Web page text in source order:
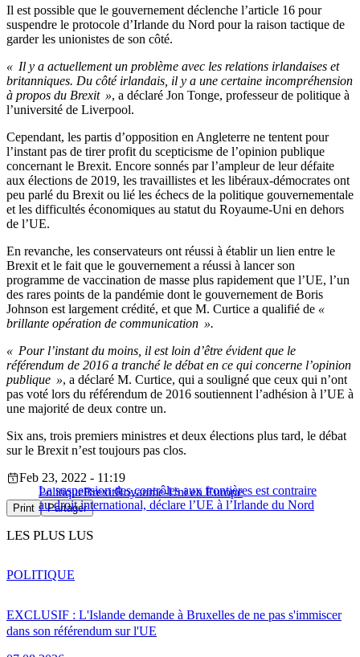
Il est possible que le gouvernement déclenche l’article 16 pour
suspendre le protocole d’Irlande du Nord pour la raison tactique de
garder les unionistes de son côté.
« Il y a actuellement un problème avec les relations irlandaises et
britanniques. Du côté irlandais, il y a une certaine incompréhension
à propos du Brexit », a déclaré Jon Tonge, professeur de politique à
l’université de Liverpool.
Cependant, les partis d’opposition en Angleterre ne tentent pour
l’instant pas de tirer profit du scepticisme de l’opinion publique
concernant le Brexit. Encore sonnés par l’ampleur de leur défaite
aux élections de 2019, les travaillistes et les libéraux-démocrates ont
peu parlé du Brexit ou lié les échecs de la politique gouvernementale
et les difficultés économiques au statut du Royaume-Uni en dehors
de l’UE.
En revanche, les conservateurs ont réussi à établir un lien entre le
Brexit et le fait que le gouvernement a réussi à lancer son
programme de vaccination de masse plus rapidement que l’UE, l’un
des rares points de la pandémie dont le gouvernement de Boris
Johnson est largement crédité, et que M. Curtice a qualifié de «
brillante opération de communication ».
« Pour l’instant du moins, il est loin d’être évident que le
référendum de 2016 a tranché le débat en ce qui concerne l’opinion
publique », a déclaré M. Curtice, qui a souligné que ceux qui n’ont
pas voté lors du référendum de 2016 soutiennent l’adhésion à l’UE à
une majorité de deux contre un.
Six ans, trois premiers ministres et deux élections plus tard, le débat
sur le Brexit n’est toujours pas clos.
La suspension des contrôles aux frontières est contraire
au droit international, déclare l’UE à l’Irlande du Nord
Feb 23, 2022 - 11:19
PolitiqueBrexitRoyaume-Uni en Europe
Print Partager
LES PLUS LUS
EXCLUSIF : L'Islande demande à Bruxelles de ne pas s'immiscer
dans son référendum sur l'UE
POLITIQUE